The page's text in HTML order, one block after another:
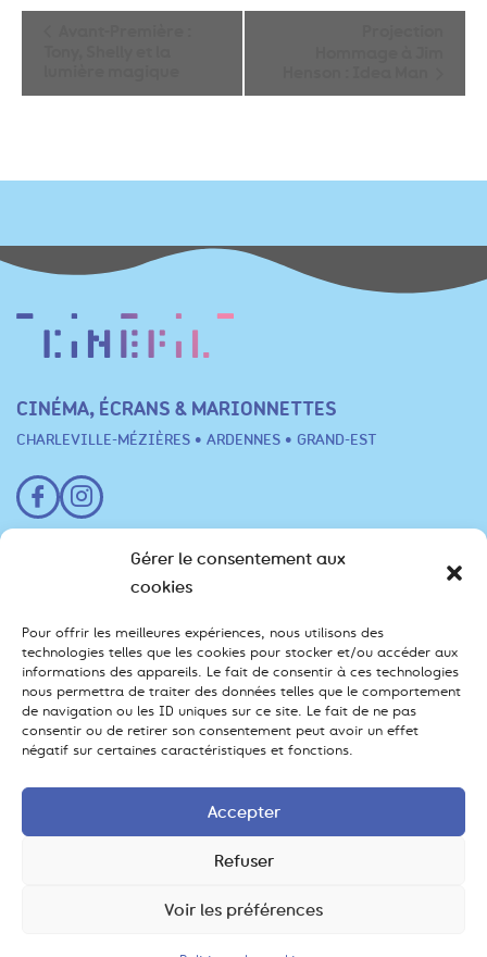
Gérer le consentement aux
cookies
Pour offrir les meilleures expériences, nous utilisons des
technologies telles que les cookies pour stocker et/ou accéder aux
informations des appareils. Le fait de consentir à ces technologies
nous permettra de traiter des données telles que le comportement
de navigation ou les ID uniques sur ce site. Le fait de ne pas
consentir ou de retirer son consentement peut avoir un effet
négatif sur certaines caractéristiques et fonctions.
Accepter
Refuser
Voir les préférences
CINÉMA, ÉCRANS & MARIONNETTES
CHARLEVILLE-MÉZIÈRES • ARDENNES • GRAND-EST
FAQ - Billetterie
Contact
contact [@] cinefil.org
03 24 55 48 07
Mézières
© 2022 - 2026, Cinéfil. Tous droits réservés.
un projet rêvé par...